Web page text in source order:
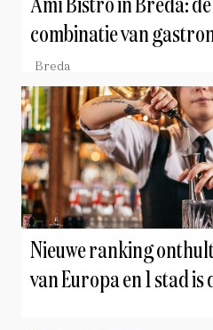
Amí Bistro in Breda:
combinatie van
gastvrijheid
Breda
Nieuwe ranking
van Europa en 1 stad